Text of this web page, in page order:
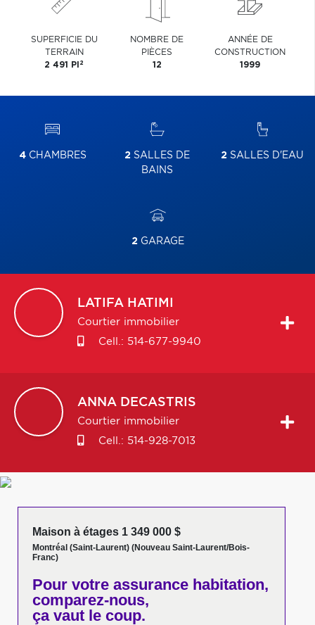
SUPERFICIE DU
TERRAIN
2 491 PI 2
NOMBRE DE
PIÈCES
12
ANNÉE DE
CONSTRUCTION
1999
4CHAMBRES 2 SALLES DE
BAINS
2 SALLES D'EAU
2GARAGE
LATIFA HATIMI
Courtier immobilier
Cell.: 514-677-9940
ANNA DECASTRIS
Courtier immobilier
Cell.: 514-928-7013
Maison à étages 1 349 000 $
Montréal (Saint-Laurent) (Nouveau Saint-Laurent/Bois-
Franc)
Pour votre assurance habitation,
comparez-nous,
ça vaut le coup.